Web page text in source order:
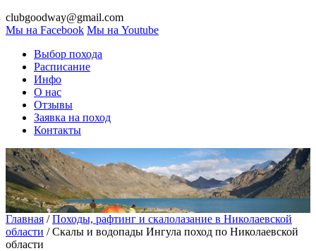
clubgoodway@gmail.com
Мы на Facebook Мы на Youtube
Выбор похода
Расписание
Инфо
О нас
Отзывы
Заявка на поход
Контакты
Главная /Походы, рафтинг и скалолазание в Николаевской
области /Скалы и водопады Ингула поход по Николаевской
области